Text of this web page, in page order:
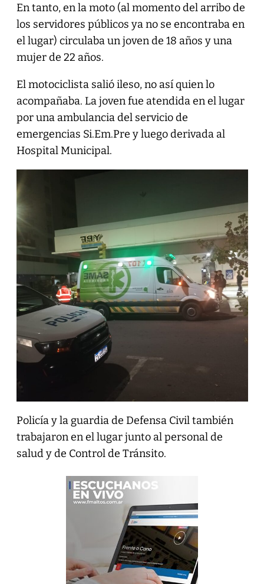
En tanto, en la moto (al momento del arribo de
los servidores públicos ya no se encontraba en
el lugar) circulaba un joven de 18 años y una
mujer de 22 años.
El motociclista salió ileso, no así quien lo
acompañaba. La joven fue atendida en el lugar
por una ambulancia del servicio de
emergencias Si.Em.Pre y luego derivada al
Hospital Municipal.
Policía y la guardia de Defensa Civil también
trabajaron en el lugar junto al personal de
salud y de Control de Tránsito.